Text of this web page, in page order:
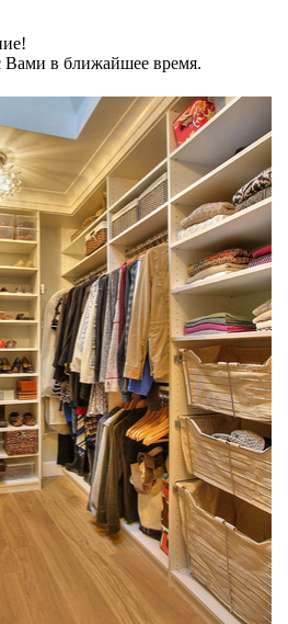
Вами в ближайшее время.